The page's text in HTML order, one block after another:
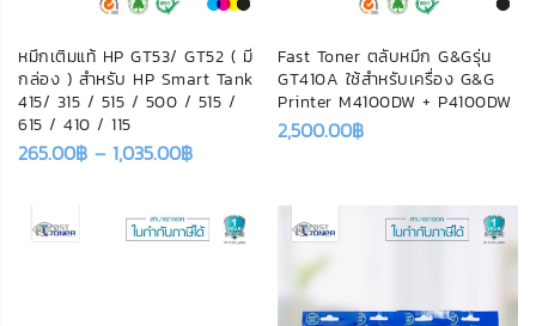
หมึกเติมแท้ HP GT53/ GT52 ( มี
กล่อง ) สำหรับ HP Smart Tank
415/ 315 / 515 / 500 / 515 /
615 / 410 / 115
265.00฿ – 1,035.00฿
Fast Toner ตลับหมึก G&Gรุ่น
GT410A ใช้สำหรับเครื่อง G&G
Printer M4100DW + P4100DW
2,500.00฿